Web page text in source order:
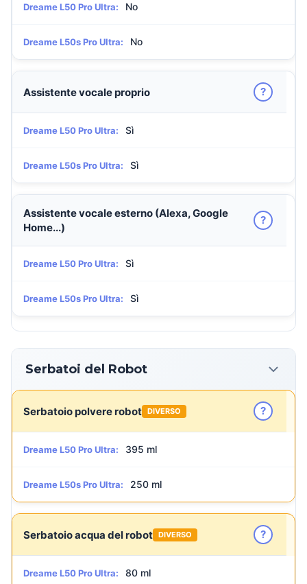
Dreame L50 Pro Ultra: No
Dreame L50s Pro Ultra: No
Assistente vocale proprio ?
Dreame L50 Pro Ultra: Sì
Dreame L50s Pro Ultra: Sì
Assistente vocale esterno (Alexa, Google
Home...)
?
Dreame L50 Pro Ultra: Sì
Dreame L50s Pro Ultra: Sì
Serbatoi del Robot
Serbatoio polvere robot DIVERSO ?
Dreame L50 Pro Ultra: 395 ml
Dreame L50s Pro Ultra: 250 ml
Serbatoio acqua del robot DIVERSO ?
Dreame L50 Pro Ultra: 80 ml